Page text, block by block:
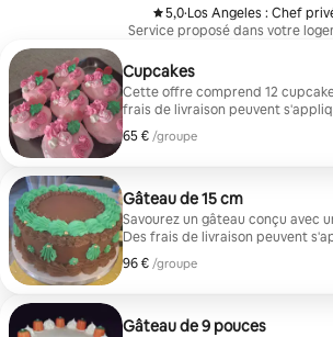
5,0
, ·Los Angeles : Chef
Service proposé dans votre
Cupcakes
Cette offre comprend 12
frais de livraison peuvent
l'adresse de livraison.
65 € /groupe
65 € par groupe
Gâteau de 15 cm
Savourez un gâteau conçu avec
Des frais de livraison peuvent
de l'adresse de livraison.
96 € /groupe
96 € par groupe
Gâteau de 9 pouces